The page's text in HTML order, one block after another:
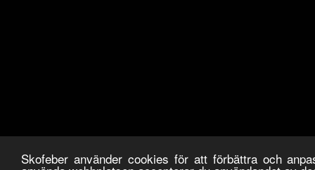
Skofeber använder cookies för att förbättra och